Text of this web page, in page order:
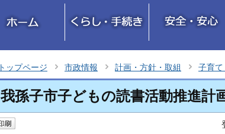
トップページ 市政情報 計画・方針・取組 子育
我孫子市子どもの読書活動推進計